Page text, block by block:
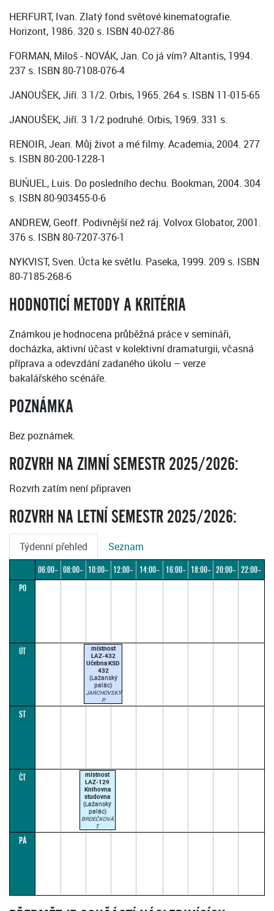
HERFURT, Ivan. Zlatý fond světové kinematografie.
Horizont, 1986. 320 s. ISBN 40-027-86
FORMAN, Miloš - NOVÁK, Jan. Co já vím? Altantis, 1994.
237 s. ISBN 80-7108-076-4
JANOUŠEK, Jiří. 3 1/2. Orbis, 1965. 264 s. ISBN 11-015-65
JANOUŠEK, Jiří. 3 1/2 podruhé. Orbis, 1969. 331 s.
RENOIR, Jean. Můj život a mé filmy. Academia, 2004. 277
s. ISBN 80-200-1228-1
BUŃUEL, Luis. Do posledního dechu. Bookman, 2004. 304
s. ISBN 80-903455-0-6
ANDREW, Geoff. Podivnější než ráj. Volvox Globator, 2001.
376 s. ISBN 80-7207-376-1
NYKVIST, Sven. Úcta ke světlu. Paseka, 1999. 209 s. ISBN
80-7185-268-6
HODNOTICÍ METODY A KRITÉRIA
Známkou je hodnocena průběžná práce v semináři,
docházka, aktivní účast v kolektivní dramaturgii, včasná
příprava a odevzdání zadaného úkolu – verze
bakalářského scénáře.
POZNÁMKA
Bez poznámek.
ROZVRH NA ZIMNÍ SEMESTR 2025/2026:
Rozvrh zatím není připraven
ROZVRH NA LETNÍ SEMESTR 2025/2026:
Týdenní přehled Seznam
06:00– 08:00– 10:00– 12:00–
14:00–
16:00– 18:00– 20:00– 22:00–
PO
ÚT
místnost
LAZ-432
Učebna KSD
432
(Lažanský
palác)
JARCHOVSKÝ
P.
09:50–12:50
ST
ČT
místnost
LAZ-129
Knihovna
studovna
(Lažanský
palác)
BRDEČKOVÁ
T.
09:20–
PÁ